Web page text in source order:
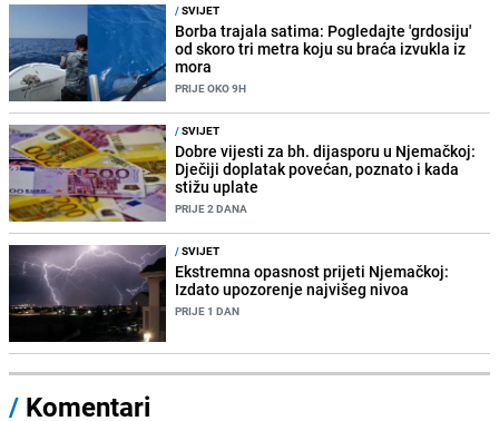
/SVIJET
Borba trajala satima: Pogledajte 'grdosiju'
od skoro tri metra koju su braća izvukla iz
mora
PRIJE OKO 9H
/SVIJET
Dobre vijesti za bh. dijasporu u Njemačkoj:
Dječiji doplatak povećan, poznato i kada
stižu uplate
PRIJE 2 DANA
/SVIJET
Ekstremna opasnost prijeti Njemačkoj:
Izdato upozorenje najvišeg nivoa
PRIJE 1 DAN
/ Komentari